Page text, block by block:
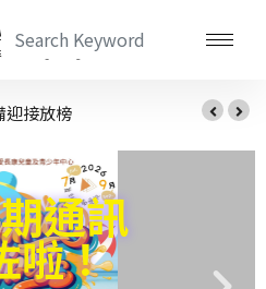
講可以嗎？」兒童劇
通訊
啦！